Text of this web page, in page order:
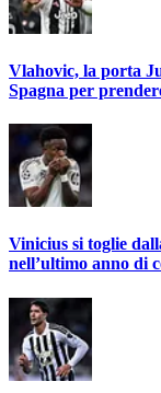
Vlahovic, la porta
Spagna per
Vinicius si toglie
nell’ultimo anno di